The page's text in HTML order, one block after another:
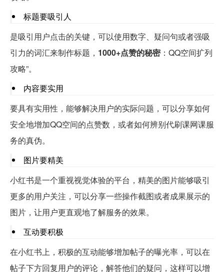
标题要吸引人
是吸引用户点击的关键，可以使用数字、疑问句或者强吸
引力的词汇来制作标题， 1000+点赞的秘密：QQ空间扩列
攻略”。
内容要实用
要具有实用性，能够解决用户的实际问题，可以分享如何
安全地增加QQ空间的点赞数，或者如何辨别代刷课网课服
务的真伪。
图片要精美
小红书是一个重视视觉体验的平台，精美的图片能够吸引
更多的用户关注，可以分享一些操作截图或者成果展示的
图片，让用户更直观地了解服务的效果。
互动要积极
在小红书上，积极的互动能够增加帖子的曝光率，可以在
帖子下方回复用户的评论，解答他们的疑问，这样可以增